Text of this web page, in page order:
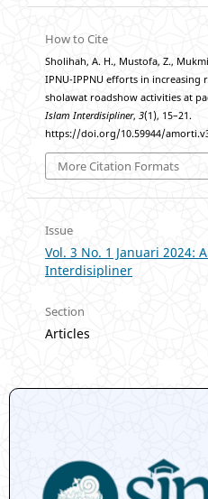
How to Cite
Sholihah, A. H., Mustofa, Z.,
IPNU-IPPNU efforts in increasing
sholawat roadshow activities at
Islam Interdisipliner, 3(1), 15–21.
https://doi.org/10.59944/
More Citation Formats
Issue
Vol. 3 No. 1 Januari 2024:
Interdisipliner
Section
Articles